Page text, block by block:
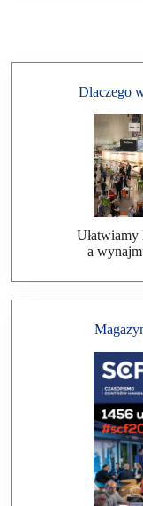
Dlaczego
Ułatwiamy
a